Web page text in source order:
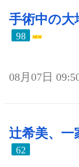
手術中の大
98
08月07日
辻希美、一
62